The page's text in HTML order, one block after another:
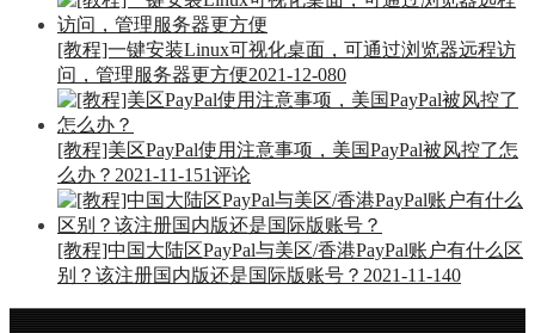
[教程]一键安装Linux可视化桌面，可通过浏览器远程访
问，管理服务器更方便2021-12-080
[教程]美区PayPal使用注意事项，美国PayPal被风控了怎
么办？ 2021-11-151评论
[教程]中国大陆区PayPal与美区/香港PayPal账户有什么区
别？该注册国内版还是国际版账号？ 2021-11-140